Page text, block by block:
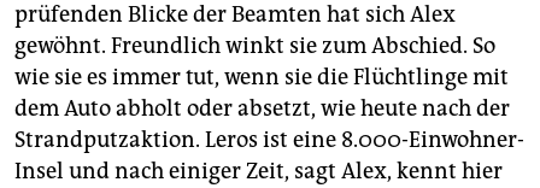
prüfenden Blicke der Beamten hat sich Alex
gewöhnt. Freundlich winkt sie zum Abschied. So
wie sie es immer tut, wenn sie die Flüchtlinge mit
dem Auto abholt oder absetzt, wie heute nach der
Strandputzaktion. Leros ist eine 8.000-Einwohner-
Insel und nach einiger Zeit, sagt Alex, kennt hier